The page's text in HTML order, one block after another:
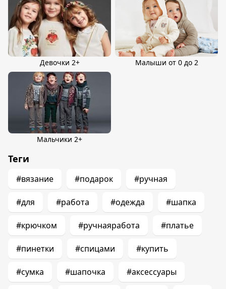
Девочки 2+ Малыши от 0 до 2
Мальчики 2+
Теги
#вязание #подарок #ручная
#для #работа #одежда #шапка
#крючком #ручнаяработа #платье
#пинетки #спицами #купить
#сумка #шапочка #аксессуары